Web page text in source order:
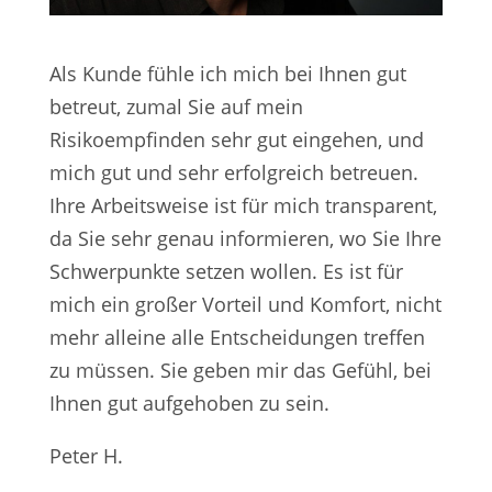
Als Kunde fühle ich mich bei Ihnen gut
betreut, zumal Sie auf mein
Risikoempfinden sehr gut eingehen, und
mich gut und sehr erfolgreich betreuen.
Ihre Arbeitsweise ist für mich transparent,
da Sie sehr genau informieren, wo Sie Ihre
Schwerpunkte setzen wollen. Es ist für
mich ein großer Vorteil und Komfort, nicht
mehr alleine alle Entscheidungen treffen
zu müssen. Sie geben mir das Gefühl, bei
Ihnen gut aufgehoben zu sein.
Peter H.